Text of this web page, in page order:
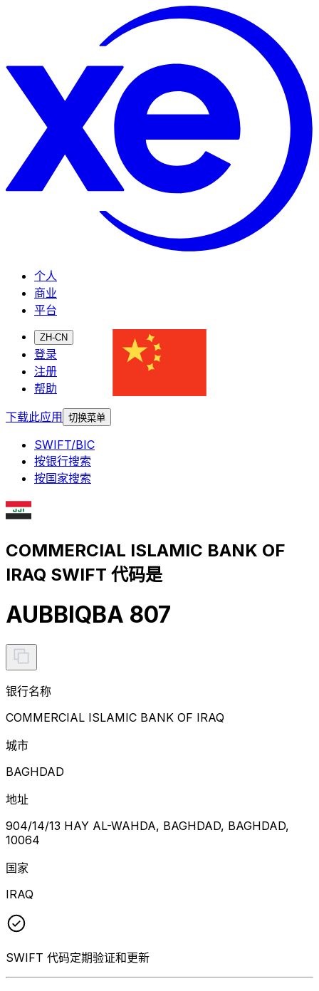
个人
商业
平台
ZH-CN
登录
注册
帮助
下载此应用
切换菜单
SWIFT/BIC
按银行搜索
按国家搜索
COMMERCIAL ISLAMIC BANK OF
IRAQ SWIFT 代码是
AUBBIQBA 807
银行名称
COMMERCIAL ISLAMIC BANK OF IRAQ
城市
BAGHDAD
地址
904/14/13 HAY AL-WAHDA, BAGHDAD, BAGHDAD,
10064
国家
IRAQ
SWIFT 代码定期验证和更新